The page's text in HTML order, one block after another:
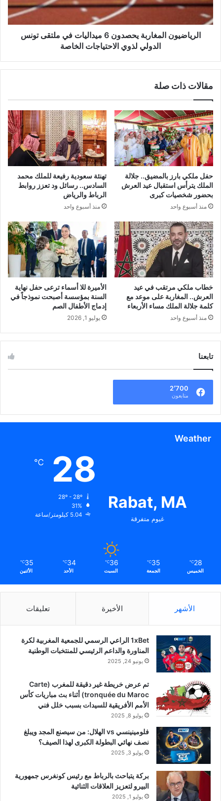
ملتقى
تونس
الدولي
لذوي
الرياضيون المغاربة يحصدون 6 ميداليات في ملتقى تونس
الدولي لذوي الاحتياجات الخاصة
مقالات ذات صلة
حفل ملكي بارز بالمضيق.. جلالة
الملك يترأس استقبال عيد العرش
بحضور شخصيات كبرى
منذ أسبوع واحد
تهنئة سعودية رفيعة للملك محمد
السادس.. رسائل ود تعزز روابط
الرباط والرياض
منذ أسبوع واحد
خطاب ملكي مرتقب في عيد
العرش.. المغاربة على موعد مع
كلمة جلالة الملك مساء الأربعاء
منذ أسبوع واحد
الأميرة للا أسماء ترعى حفل نهاية
السنة بمؤسسة أصبحت نموذجاً في
إدماج الأطفال الصم
يوليو 1, 2026
تابعنا
2٬700
متابعون
Weather
Rabat, MA
غيوم متفرقة
28
℃
31%
5.04 كيلومتر/ساعة
28
℃
الخميس
35
℃
الجمعة
36
℃
السبت
34
℃
الأحد
35
℃
الأثنين
الأشهر الأخيرة تعليقات
1xBet الراعي الرسمي للجمعية المغربية لكرة
المناورة والداعم الرئيسي للمنتخبات الوطنية
يونيو 24, 2025
تم عرض خريطة غير دقيقة للمغرب (Carte
tronquée du Maroc) أثناء بث مباريات كأس
الأمم الأفريقية للسيدات بسبب خلل فني
يوليو 8, 2025
فلومينينسي vs الهلال: من سيصنع المجد ويبلغ
نصف نهائي البطولة الكبرى لهذا الصيف؟
يوليو 3, 2025
بركة يتباحث بالرباط مع رئيس كونغرس جمهورية
البيرو لتعزيز العلاقات الثنائية
يوليو 1, 2025